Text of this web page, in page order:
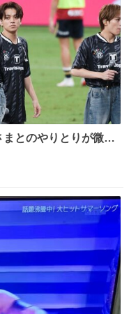
とのやりとりが微笑
これ見てて一気に好